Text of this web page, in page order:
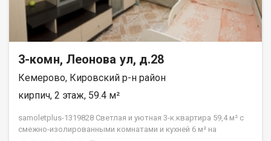
3-комн, Леонова ул, д.28
Кемерово, Кировский р-н район
кирпич, 2 этаж, 59.4 м²
samoletplus-1319828 Светлая и уютная 3-к.квартира 59,4 м² с
смежно-изолированными комнатами и кухней 6 м² на